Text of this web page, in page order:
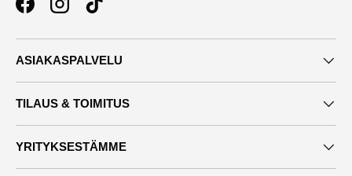
FacebookInstagramTikTok
ASIAKASPALVELU
TILAUS & TOIMITUS
YRITYKSESTÄMME